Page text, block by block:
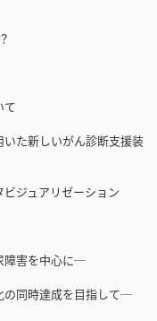
て
た新しいがん診断支援装
ジュアリゼーション
障害を中心に─
の同時達成を目指して─